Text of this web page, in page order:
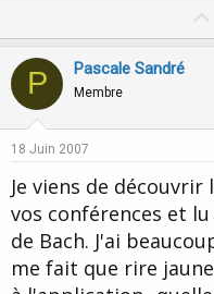
P Pascale Sandré
Membre
18 Juin 2007
Je viens de
vos conférences et
de Bach. J'ai
me fait que rire